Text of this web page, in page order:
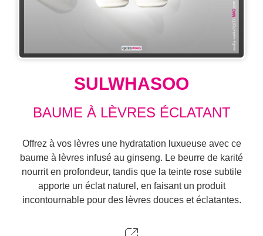
SULWHASOO
BAUME À LÈVRES ÉCLATANT
Offrez à vos lèvres une hydratation luxueuse avec ce
baume à lèvres infusé au ginseng. Le beurre de karité
nourrit en profondeur, tandis que la teinte rose subtile
apporte un éclat naturel, en faisant un produit
incontournable pour des lèvres douces et éclatantes.